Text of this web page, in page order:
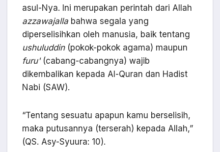
asul-Nya. Ini merupakan perintah dari Allah
azzawajalla bahwa segala yang
diperselisihkan oleh manusia, baik tentang
ushuluddin(pokok-pokok agama) maupun
furu'(cabang-cabangnya) wajib
dikembalikan kepada Al-Quran dan Hadist
Nabi (SAW).
“Tentang sesuatu apapun kamu berselisih,
maka putusannya (terserah) kepada Allah,”
(QS. Asy-Syuura: 10).